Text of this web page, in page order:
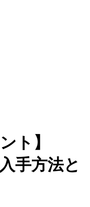
ト】
手方法と